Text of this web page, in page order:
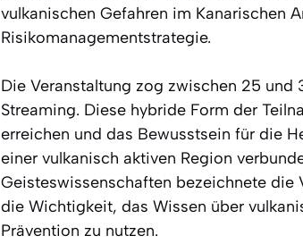
vulkanischen Gefahren im Kanarischen
Risikomanagementstrategie.
Die Veranstaltung zog zwischen 25 und
Streaming. Diese hybride Form der
erreichen und das Bewusstsein für die
einer vulkanisch aktiven Region
Geisteswissenschaften bezeichnete die
die Wichtigkeit, das Wissen über
Prävention zu nutzen.